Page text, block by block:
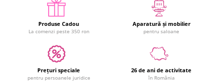
Produse Cadou
La comenzi peste 350 ron
Aparatură și mobilier
pentru saloane
Prețuri speciale
pentru persoanele juridice
26 de ani de activitate
în România